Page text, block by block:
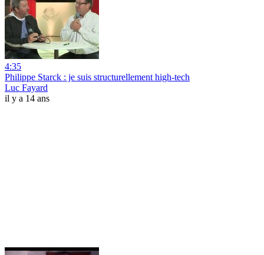
4:35
Philippe Starck : je suis structurellement high-tech
Luc Fayard
il y a 14 ans